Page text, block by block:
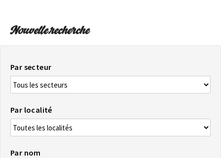
Nouvelle recherche
Par secteur
Par localité
Par nom